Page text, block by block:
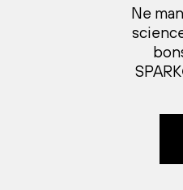
Ne
SPARK